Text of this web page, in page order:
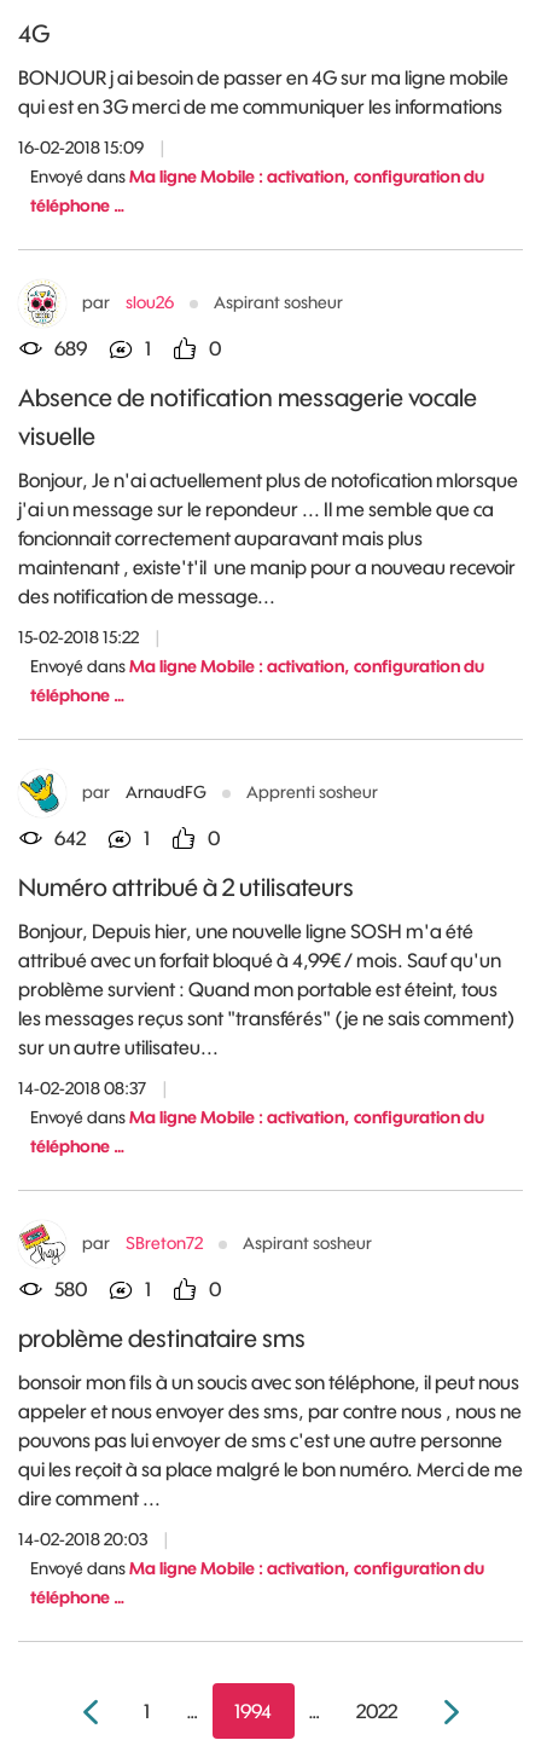
4G
BONJOUR j ai besoin de passer en 4G sur ma ligne mobile
qui est en 3G merci de me communiquer les informations
16-02-2018 15:09
|
Envoyé dansMa ligne Mobile : activation, configuration du
téléphone …
Absence de notification messagerie vocale
visuelle
Bonjour, Je n'ai actuellement plus de notofication mlorsque
j'ai un message sur le repondeur ... Il me semble que ca
foncionnait correctement auparavant mais plus
maintenant , existe't'il une manip pour a nouveau recevoir
des notification de message...
15-02-2018 15:22
|
Envoyé dansMa ligne Mobile : activation, configuration du
téléphone …
par slou26 Aspirant sosheur
689 1 0
Numéro attribué à 2 utilisateurs
Bonjour, Depuis hier, une nouvelle ligne SOSH m'a été
attribué avec un forfait bloqué à 4,99€ / mois. Sauf qu'un
problème survient : Quand mon portable est éteint, tous
les messages reçus sont "transférés" (je ne sais comment)
sur un autre utilisateu...
14-02-2018 08:37
|
Envoyé dansMa ligne Mobile : activation, configuration du
téléphone …
par ArnaudFG Apprenti sosheur
642 1 0
problème destinataire sms
bonsoir mon fils à un soucis avec son téléphone, il peut nous
appeler et nous envoyer des sms, par contre nous , nous ne
pouvons pas lui envoyer de sms c'est une autre personne
qui les reçoit à sa place malgré le bon numéro. Merci de me
dire comment ...
14-02-2018 20:03
|
Envoyé dansMa ligne Mobile : activation, configuration du
téléphone …
par SBreton72 Aspirant sosheur
580 1 0
1 … 1994 … 2022